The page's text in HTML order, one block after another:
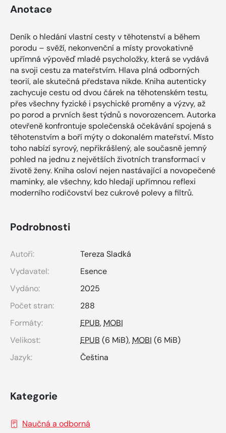
Anotace
Deník o hledání vlastní cesty v těhotenství a během
porodu – svěží, nekonvenční a místy provokativně
upřímná výpověď mladé psycholožky, která se vydává
na svoji cestu za mateřstvím. Hlava plná odborných
teorií, ale skutečná představa nikde. Kniha autenticky
zachycuje cestu od dvou čárek na těhotenském testu,
přes všechny fyzické i psychické proměny a výzvy, až
po porod a prvních šest týdnů s novorozencem. Autorka
otevřeně konfrontuje společenská očekávání spojená s
těhotenstvím a boří mýty o dokonalém mateřství. Místo
toho nabízí syrový, nepřikrášlený, ale současně jemný
pohled na jednu z největších životních transformací v
životě ženy. Kniha osloví nejen nastávající a novopečené
maminky, ale všechny, kdo hledají upřímnou reflexi
moderního rodičovství bez cukrové polevy a filtrů.
Podrobnosti
Autoři:
Tereza Sladká
Vydavatel:
Esence
Vydáno:
2025
Počet stran:
288
Formáty:
EPUB, MOBI
Velikost:
EPUB (6 MiB), MOBI (6 MiB)
Jazyk:
Čeština
Kategorie
Naučná a odborná